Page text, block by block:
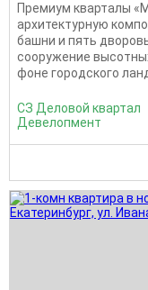
Премиум кварталы
архитектурную
башни и пять
сооружение
фоне городского
СЗ Деловой квартал
Девелопмент